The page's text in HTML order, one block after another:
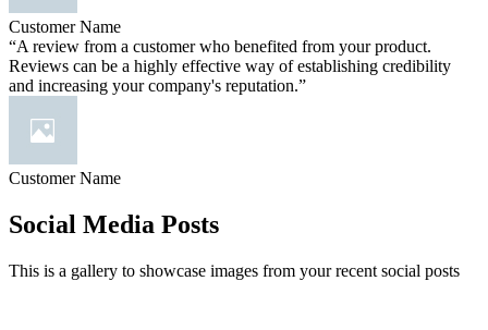
Customer Name
“A review from a customer who benefited from your product.
Reviews can be a highly effective way of establishing credibility
and increasing your company's reputation.”
Customer Name
Social Media Posts
This is a gallery to showcase images from your recent social posts